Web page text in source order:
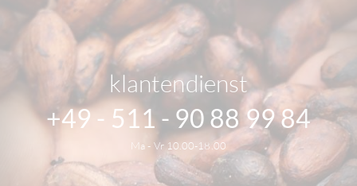
klantendienst
+49 - 511 - 90 88 99 84
Ma - Vr 10.00-18.00